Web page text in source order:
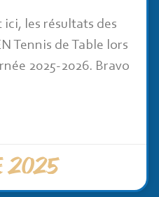
les résultats des
Tennis de Table lors
2025-2026. Bravo
2025